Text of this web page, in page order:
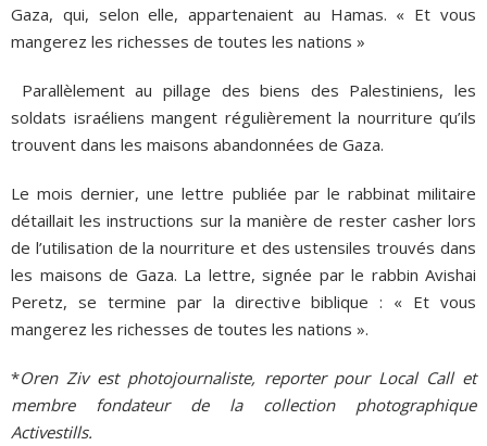
Gaza, qui, selon elle, appartenaient au Hamas. « Et vous
mangerez les richesses de toutes les nations »
Parallèlement au pillage des biens des Palestiniens, les
soldats israéliens mangent régulièrement la nourriture qu’ils
trouvent dans les maisons abandonnées de Gaza.
Le mois dernier, une lettre publiée par le rabbinat militaire
détaillait les instructions sur la manière de rester casher lors
de l’utilisation de la nourriture et des ustensiles trouvés dans
les maisons de Gaza. La lettre, signée par le rabbin Avishai
Peretz, se termine par la directive biblique : « Et vous
mangerez les richesses de toutes les nations ».
*Oren Ziv est photojournaliste, reporter pour Local Call et
membre fondateur de la collection photographique
Activestills.